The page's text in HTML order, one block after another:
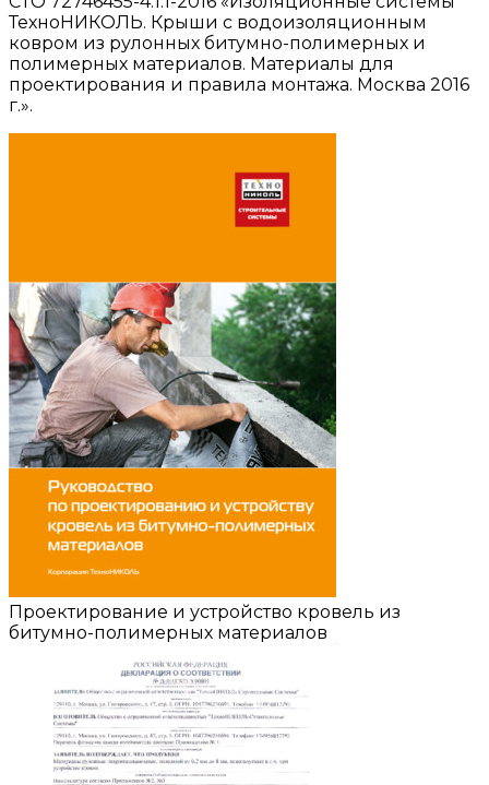
ТехноНИКОЛЬ. Крыши с водоизоляционным
ковром из рулонных битумно-полимерных и
полимерных материалов. Материалы для
проектирования и правила монтажа. Москва 2016
г.».
Проектирование и устройство кровель из
битумно-полимерных материалов